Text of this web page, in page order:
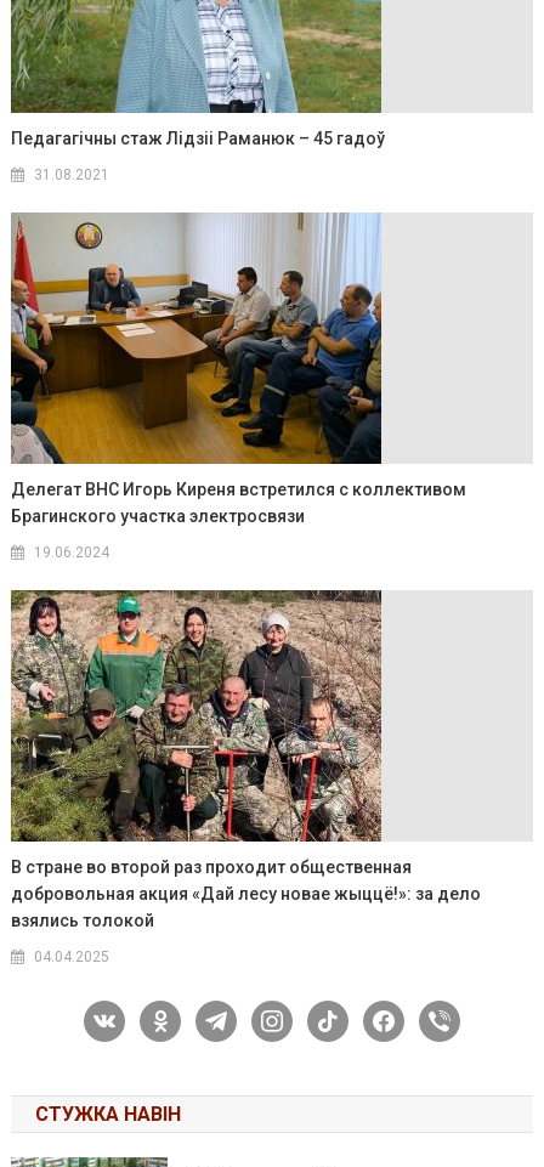
Педагагічны стаж Лідзіі Раманюк – 45 гадоў
31.08.2021
Делегат ВНС Игорь Киреня встретился с коллективом
Брагинского участка электросвязи
19.06.2024
В стране во второй раз проходит общественная
добровольная акция «Дай лесу новае жыццё!»: за дело
взялись толокой
04.04.2025
vkontakteodnoklassniki
telegraminstagram
tiktok facebook
viber
СТУЖКА НАВІН